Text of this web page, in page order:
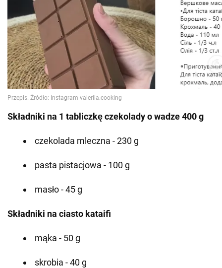
Składniki na 1 tabliczkę czekolady o wadze 400 g
czekolada mleczna - 230 g
pasta pistacjowa - 100 g
masło - 45 g
Składniki na ciasto kataifi
mąka - 50 g
skrobia - 40 g